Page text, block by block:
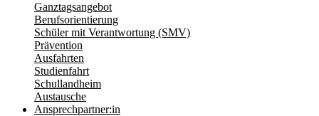
Ganztagsangebot
Berufsorientierung
Schüler mit Verantwortung (SMV)
Prävention
Ausfahrten
Studienfahrt
Schullandheim
Austausche
Ansprechpartner:in